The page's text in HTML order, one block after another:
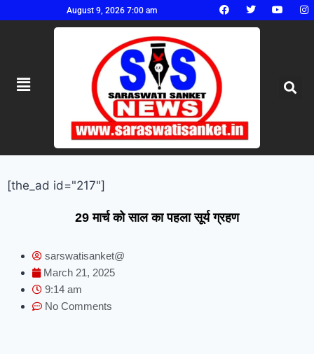
August 9, 2026 7:00 am
[the_ad id="217"]
29 मार्च को साल का पहला सूर्य ग्रहण
sarswatisanket@
March 21, 2025
9:14 am
No Comments